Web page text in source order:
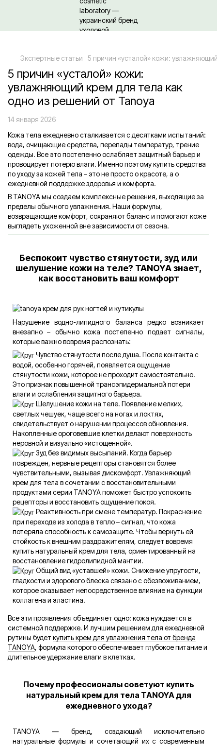
Экспертные статьи 5 причин «усталой» кожи:
5 причин «усталой» кожи:
увлажняющий крем для тела как
одно из решений от Tanoya
14 января 2026
Кожа тела ежедневно сталкивается с десятками испытаний:
вода, очищающие средства, перепады температур, трение
одежды. Все это постепенно ослабляет защитный барьер и
провоцирует потерю влаги. Именно поэтому купить средства
по уходу за кожей тела – это не просто о красоте, а о
ежедневной поддержке здоровья и комфорта.
В TANOYA мы создаем комплексные решения, выходящие за
пределы обычного увлажнения. Наши формулы,
возвращающие комфорт, сохраняют баланс и помогают коже
выглядеть ухоженной вне зависимости от сезона.
Беспокоит чувство стянутости, зуд или
шелушение кожи на теле? TANOYA знает,
как восстановить ваш комфорт
Нарушение водно-липидного баланса редко возникает
внезапно – обычно кожа постепенно подает сигналы,
которые важно вовремя распознать:
Чувство стянутости после душа. После контакта с
водой, особенно горячей, появляется ощущение
стянутости кожи, которое не проходит самостоятельно.
Это признак повышенной трансэпидермальной потери
влаги и ослабления защитного барьера.
Шелушение кожи на теле. Появление мелких,
светлых чешуек, чаще всего на ногах и локтях,
свидетельствует о нарушении процессов обновления.
Накопленные ороговевшие клетки делают поверхность
неровной и визуально «истощенной».
Зуд без видимых высыпаний. Когда барьер
поврежден, нервные рецепторы становятся более
чувствительными, вызывая дискомфорт. Увлажняющий
крем для тела в сочетании с восстановительными
продуктами серии TANOYA поможет быстро успокоить
рецепторы и восстановить ощущение покоя.
Реактивность при смене температур. Покраснение
при переходе из холода в тепло – сигнал, что кожа
потеряла способность к самозащите. Чтобы вернуть ей
стойкость к внешним раздражителям, следует вовремя
купить натуральный крем для тела, ориентированный на
восстановление гидролипидной мантии.
Общий вид «уставшей» кожи. Снижение упругости,
гладкости и здорового блеска связано с обезвоживанием,
которое оказывает непосредственное влияние на функции
коллагена и эластина.
Все эти проявления объединяет одно: кожа нуждается в
системной поддержке. И лучшим решением для ежедневной
рутины будет купить крем для увлажнения тела от бренда
TANOYA, формула которого обеспечивает глубокое питание и
длительное удержание влаги в клетках.
Почему профессионалы советуют купить
натуральный крем для тела TANOYA для
ежедневного ухода?
TANOYA — бренд, создающий исключительно
натуральные формулы и сочетающий их с современным